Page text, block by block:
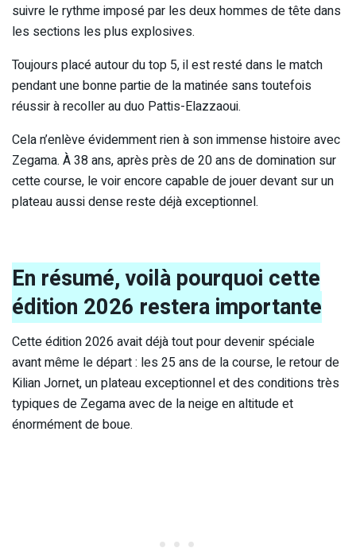
suivre le rythme imposé par les deux hommes de tête dans
les sections les plus explosives.
Toujours placé autour du top 5, il est resté dans le match
pendant une bonne partie de la matinée sans toutefois
réussir à recoller au duo Pattis-Elazzaoui.
Cela n’enlève évidemment rien à son immense histoire avec
Zegama. À 38 ans, après près de 20 ans de domination sur
cette course, le voir encore capable de jouer devant sur un
plateau aussi dense reste déjà exceptionnel.
En résumé, voilà pourquoi cette
édition 2026 restera importante
Cette édition 2026 avait déjà tout pour devenir spéciale
avant même le départ : les 25 ans de la course, le retour de
Kilian Jornet, un plateau exceptionnel et des conditions très
typiques de Zegama avec de la neige en altitude et
énormément de boue.